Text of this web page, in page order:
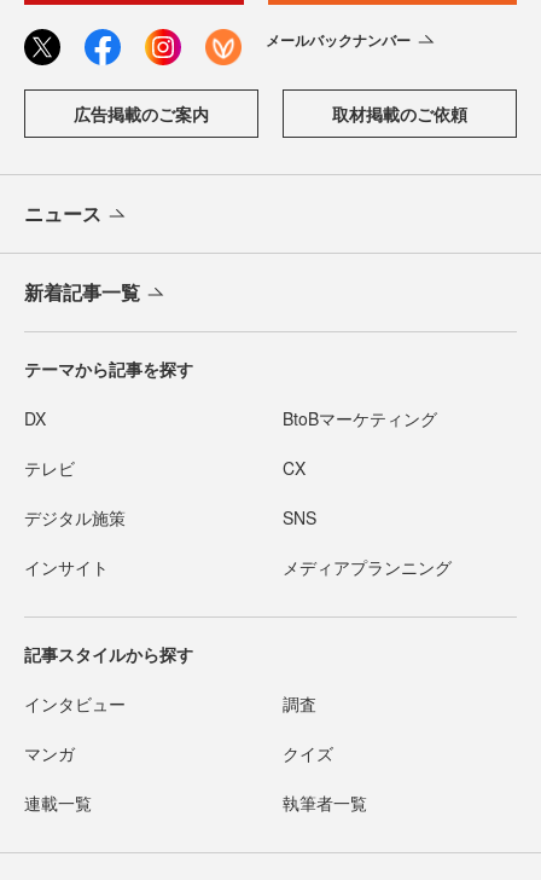
メールバックナンバー
広告掲載のご案内 取材掲載のご依頼
ニュース
新着記事一覧
テーマから記事を探す
DX BtoBマーケティング
テレビ CX
デジタル施策 SNS
インサイト メディアプランニング
記事スタイルから探す
インタビュー 調査
マンガ クイズ
連載一覧 執筆者一覧